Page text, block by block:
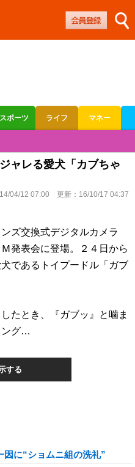
スポーツ ライフ マネー
ャレる愛犬「カブちゃ
14/04/12 07:00 更新： 16/10/17 04:37
ズ交換式デジタルカメラ
発表会に登場。２４日から
であるトイプードル「ガブ
たとき、『ガブッ』と噛ま
ング…
する
に“ショムニ組の洗礼”